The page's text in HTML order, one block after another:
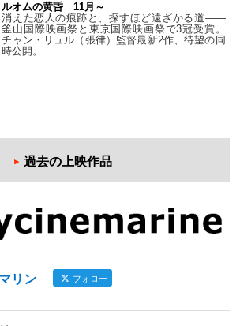
ルオムの黄昏 11月～
消えた恋人の痕跡と、探すほど遠ざかる道——
釜山国際映画祭と東京国際映画祭で3冠受賞。
チャン・リュル（張律）監督最新2作、待望の同
時公開。
過去の上映作品
リン フォロー